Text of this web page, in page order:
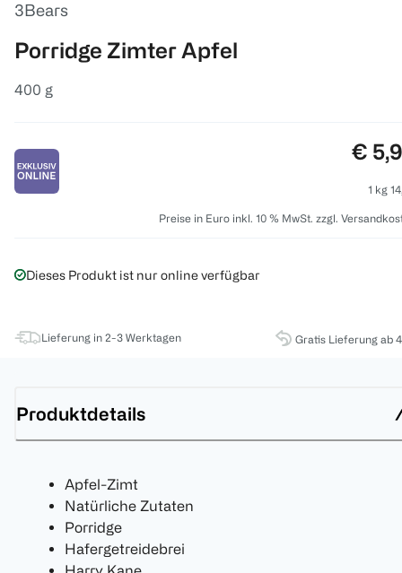
3Bears
Porridge Zimter Apfel
400 g
€
1 kg
Preise in Euro inkl. 10 % MwSt. zzgl.
Dieses Produkt ist nur online verfügbar
Lieferung in 2-3 Werktagen Gratis Lieferung ab
Produktdetails
Apfel-Zimt
Natürliche Zutaten
Porridge
Hafergetreidebrei